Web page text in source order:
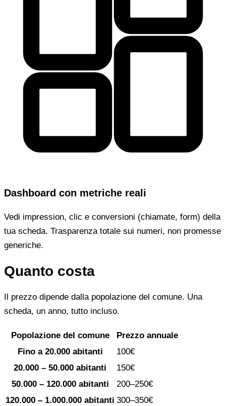
Dashboard con metriche reali
Vedi impression, clic e conversioni (chiamate, form) della
tua scheda. Trasparenza totale sui numeri, non promesse
generiche.
Quanto costa
Il prezzo dipende dalla popolazione del comune. Una
scheda, un anno, tutto incluso.
Popolazione del comune
Prezzo annuale
Fino a 20.000 abitanti
100€
20.000 – 50.000 abitanti
150€
50.000 – 120.000 abitanti
200–250€
120.000 – 1.000.000 abitanti 300–350€